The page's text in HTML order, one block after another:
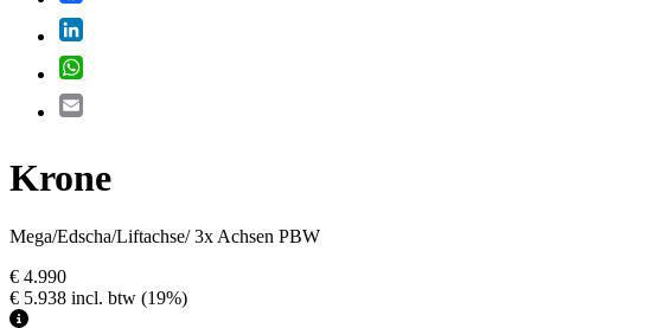
Krone
Mega/Edscha/Liftachse/ 3x Achsen PBW
€ 4.990
€ 5.938 incl. btw (19%)